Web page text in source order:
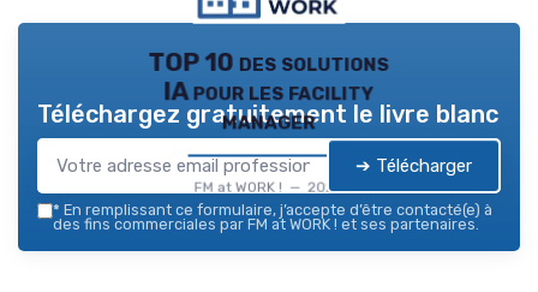
TOP 10 des solutions
IA pour les facility
manager
FM at WORK ! — 2026
Téléchargez gratuitement le livre blanc
➔ Télécharger
* En remplissant ce formulaire, j’accepte d’être contacté(e) à
des fins commerciales par FM at WORK ! et ses partenaires.